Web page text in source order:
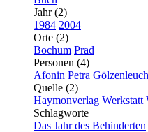
Jahr (2)
1984 2004
Orte (2)
Bochum Prad
Personen (4)
Afonin Petra
Quelle (2)
Haymonverlag Werkstatt
Schlagworte
Das Jahr des Behinderten